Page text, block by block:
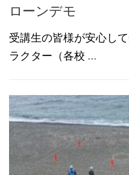
ローンデモ
受講生の皆様が安心し
ラクター（各校 …